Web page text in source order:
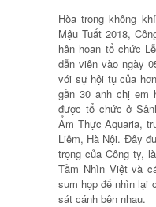
Hòa trong không
Mậu Tuất 2018,
hân hoan tổ chức
dẫn viên vào ngày
với sự hội tụ của
gần 30 anh chị em
được tổ chức ở
Ẩm Thực Aquaria,
Liêm, Hà Nội. Đây
trọng của Công ty,
Tầm Nhìn Việt và
sum họp để nhìn lại
sát cánh bên nhau.